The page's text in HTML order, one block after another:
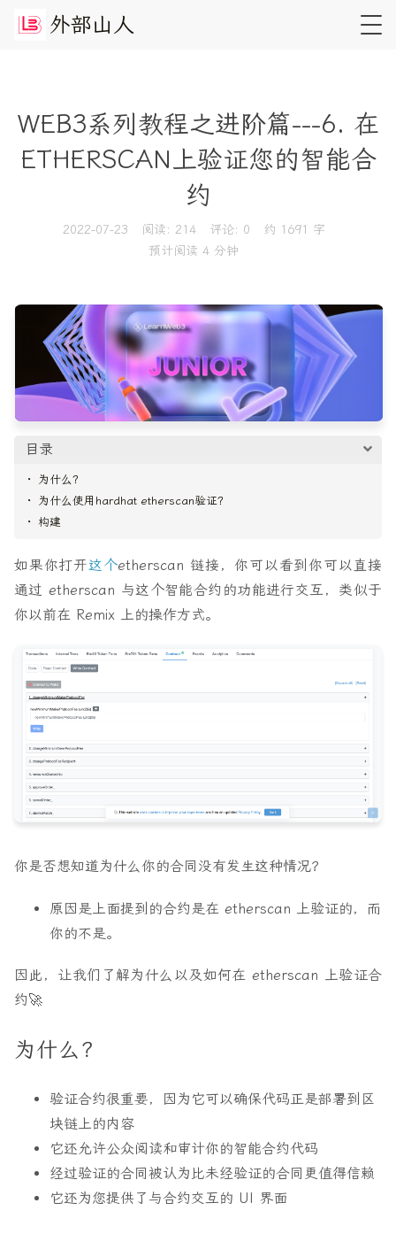
外部山 人
WEB3系列教程之进阶篇---6. 在
ETHERSCAN上验证您的智能合
约
2022-07-23 阅读: 214 评论: 0
约 1691 字
预计阅读 4 分钟
目录
为什么？
为什么使用hardhat etherscan验证？
构建
如果你打开这个etherscan 链接，你可以看到你可以直接
通过 etherscan 与这个智能合约的功能进行交互，类似于
你以前在 Remix 上的操作方式。
你是否想知道为什么你的合同没有发生这种情况？
原因是上面提到的合约是在 etherscan 上验证的，而
你的不是。
因此，让我们了解为什么以及如何在 etherscan 上验证合
约🚀
为什么？
验证合约很重要，因为它可以确保代码正是部署到区
块链上的内容
它还允许公众阅读和审计你的智能合约代码
经过验证的合同被认为比未经验证的合同更值得信赖
它还为您提供了与合约交互的 UI 界面